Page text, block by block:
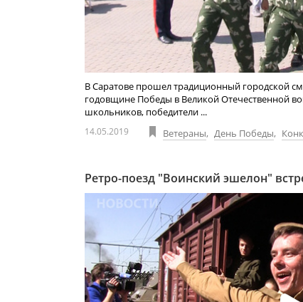
В Саратове прошел традиционный городской
годовщине Победы в Великой Отечественной
школьников, победители ...
14.05.2019 Ветераны, День Победы,
Ретро-поезд "Воинский эшелон"